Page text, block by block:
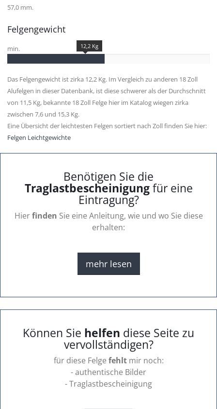
57,0 mm.
Felgengewicht
min. 12,2 Kg
Das Felgengewicht ist zirka 12,2 Kg. Im Vergleich zu anderen 18 Zoll
Alufelgen in dieser Datenbank, ist diese schwerer als der Durchschnitt
von 11,5 Kg, bekannte 18 Zoll Felge hier im Katalog wiegen zirka
zwischen 7,6 und 15,3 Kg.
Eine Übersicht der leichtesten Felgen sortiert nach Zoll finden Sie hier:
Felgen Leichtgewichte
Benötigen Sie die
Traglastbescheinigungfür eine
Eintragung?
Hierfinden Sie eine Anleitung, wie und wo Sie diese
erhalten:
mehr lesen
Können Sie helfen diese Seite zu
vervollständigen?
für diese Felge fehltmir noch:
- authentische Bilder
- Traglastbescheinigung